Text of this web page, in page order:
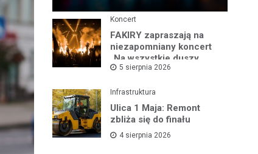
Koncert
FAKIRY zapraszają na
niezapomniany koncert
„Na wszystkie duszy
nastroje”
5 sierpnia 2026
Infrastruktura
Ulica 1 Maja: Remont
zbliża się do finału
4 sierpnia 2026